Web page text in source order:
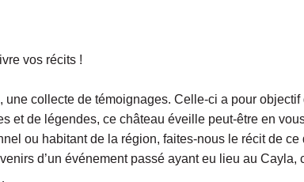
vos récits !
collecte de témoignages. Celle-ci a pour
et de légendes, ce château éveille peut-être en
ou habitant de la région, faites-nous le récit de
d’un événement passé ayant eu lieu au Cayla,